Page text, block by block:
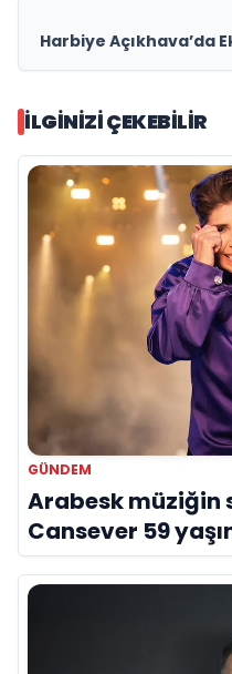
Harbiye Açıkhava’da
İLGINIZI ÇEKEBILIR
GÜNDEM
Arabesk müziğin
Cansever 59